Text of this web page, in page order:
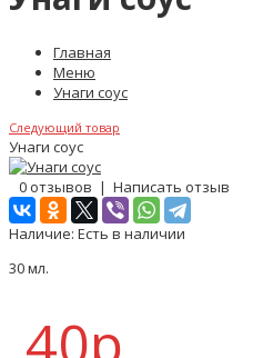
Главная
Меню
Унаги соус
Следующий товар
Унаги соус
0 отзывов | Написать отзыв
Наличие: Есть в наличии
30 мл.